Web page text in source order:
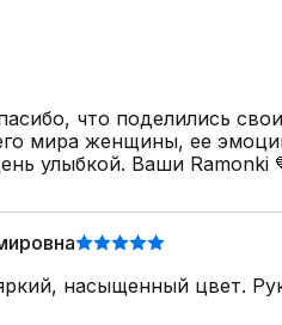
что поделились
мира женщины, ее
улыбкой. Ваши Ramonki
насыщенный цвет.